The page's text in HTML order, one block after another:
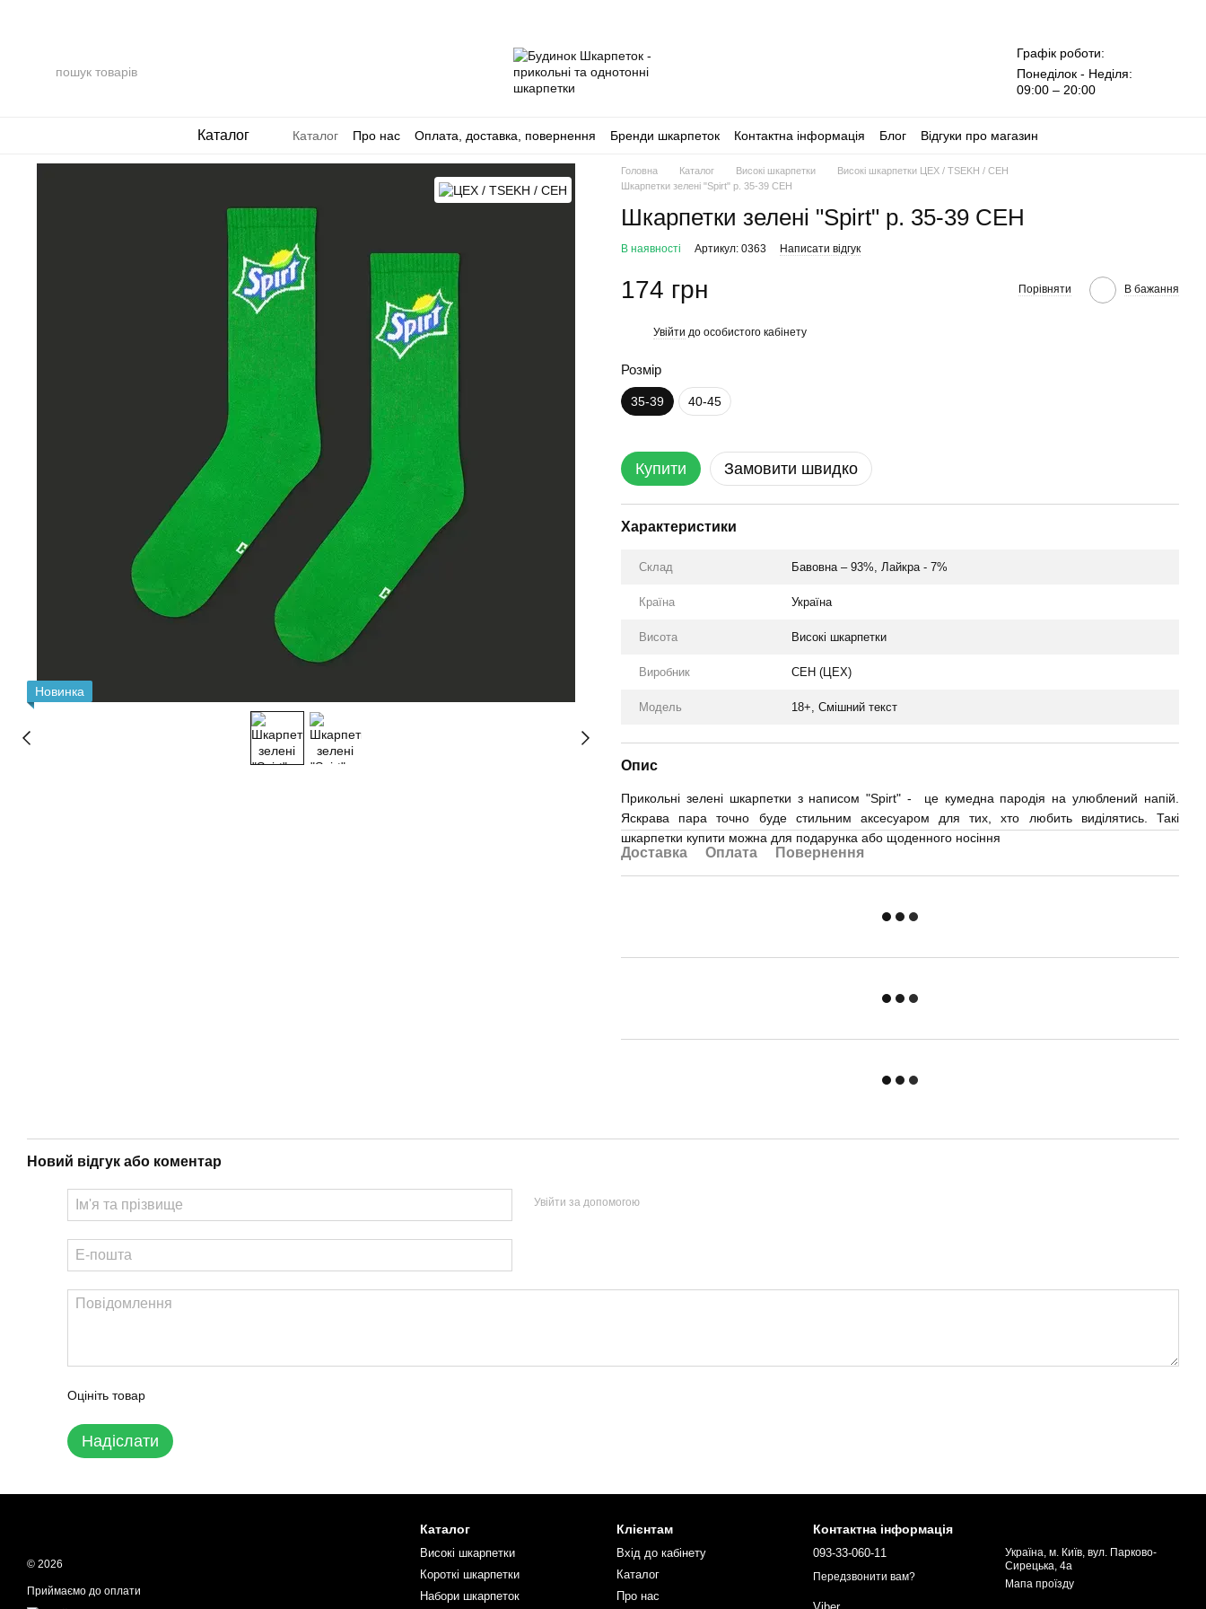
Графік роботи:
Понеділок - Неділя:
09:00 – 20:00
Каталог Каталог Про нас Оплата, доставка, повернення Бренди шкарпеток Контактна інформація Блог Відгуки про магазин
Новинка
Головна Каталог Високі шкарпетки
Високі шкарпетки ЦЕХ / TSEKH / CEH
Шкарпетки зелені "Spirt" р. 35-39 CEH
Шкарпетки зелені "Spirt" р. 35-39 CEH
В наявності Артикул: 0363 Написати відгук
174 грн Порівняти В бажання
Увійти до особистого кабінету
Розмір
35-39 40-45
Купити Замовити швидко
Характеристики
Склад Бавовна – 93%, Лайкра - 7%
Країна Україна
Висота Високі шкарпетки
Виробник CEH (ЦЕХ)
Модель 18+, Смішний текст
Опис
Прикольні зелені шкарпетки з написом "Spirt" - це кумедна пародія на улюблений напій.
Яскрава пара точно буде стильним аксесуаром для тих, хто любить виділятись. Такі
шкарпетки купити можна для подарунка або щоденного носіння
Доставка Оплата Повернення
Новий відгук або коментар
Увійти за допомогою
Оцініть товар
Надіслати
© 2026
Приймаємо до оплати
Каталог
Високі шкарпетки
Короткі шкарпетки
Набори шкарпеток
Клієнтам
Вхід до кабінету
Каталог
Про нас
Контактна інформація
093-33-060-11
Передзвонити вам?
Україна, м. Київ, вул. Парково-
Сирецька, 4а
Мапа проїзду